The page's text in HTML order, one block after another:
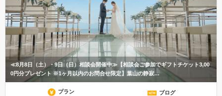
≪8月8日（土）・9日（日）相談会開催中≫【相談会ご参加でギフトチケット3,00
0円分プレゼント ※1ヶ月以内のお問合せ限定】葉山の静寂…
プラン ブログ